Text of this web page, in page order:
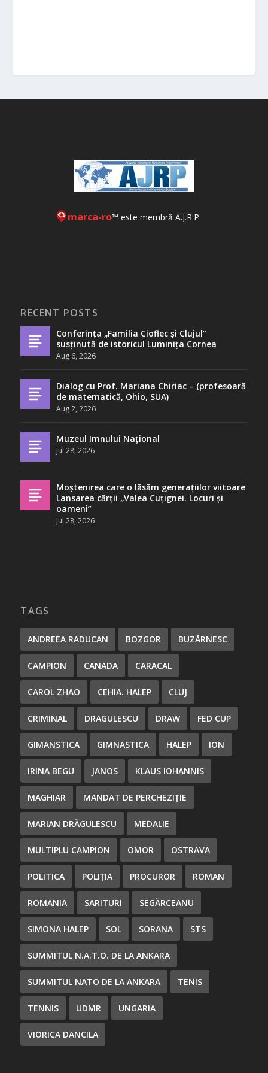
marca-ro™ este membră A.J.R.P.
RECENT POSTS
Conferința „Familia Cioflec și Clujul”
susținută de istoricul Luminița Cornea
Aug 6, 2026
Dialog cu Prof. Mariana Chiriac – (profesoară
de matematică, Ohio, SUA)
Aug 2, 2026
Muzeul Imnului Național
Jul 28, 2026
Moștenirea care o lăsăm generațiilor viitoare
Lansarea cărții „Valea Cuțignei. Locuri și
oameni”
Jul 28, 2026
TAGS
ANDREEA RADUCAN BOZGOR BUZĂRNESC
CAMPION CANADA CARACAL
CAROL ZHAO CEHIA. HALEP CLUJ
CRIMINAL DRAGULESCU DRAW FED CUP
GIMANSTICA GIMNASTICA HALEP ION
IRINA BEGU JANOS KLAUS IOHANNIS
MAGHIAR MANDAT DE PERCHEZIȚIE
MARIAN DRĂGULESCU MEDALIE
MULTIPLU CAMPION OMOR OSTRAVA
POLITICA POLIȚIA PROCUROR ROMAN
ROMANIA SARITURI SEGĂRCEANU
SIMONA HALEP SOL SORANA STS
SUMMITUL N.A.T.O. DE LA ANKARA
SUMMITUL NATO DE LA ANKARA TENIS
TENNIS UDMR UNGARIA
VIORICA DANCILA